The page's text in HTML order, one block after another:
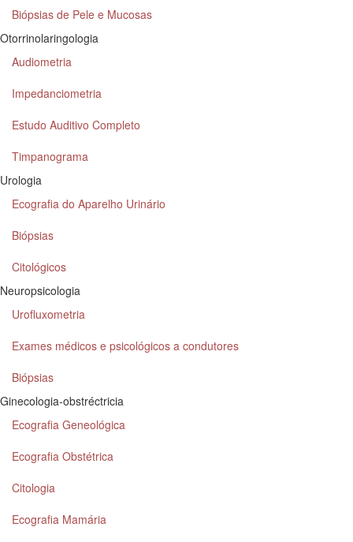
Biópsias de Pele e Mucosas
Otorrinolaringologia
Audiometria
Impedanciometria
Estudo Auditivo Completo
Timpanograma
Urologia
Ecografia do Aparelho Urinário
Biópsias
Citológicos
Neuropsicologia
Urofluxometria
Exames médicos e psicológicos a condutores
Biópsias
Ginecologia-obstréctricia
Ecografia Geneológica
Ecografia Obstétrica
Citologia
Ecografia Mamária